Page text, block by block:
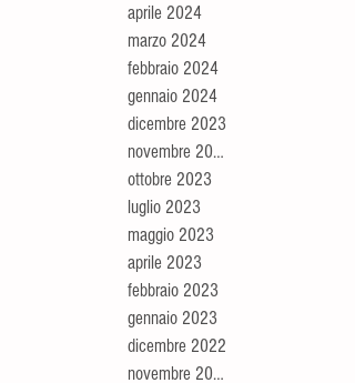
aprile 2024
marzo 2024
febbraio 2024
gennaio 2024
dicembre 2023
novembre 2023
ottobre 2023
luglio 2023
maggio 2023
aprile 2023
febbraio 2023
gennaio 2023
dicembre 2022
novembre 2022